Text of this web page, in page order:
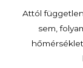
Attól
sem,